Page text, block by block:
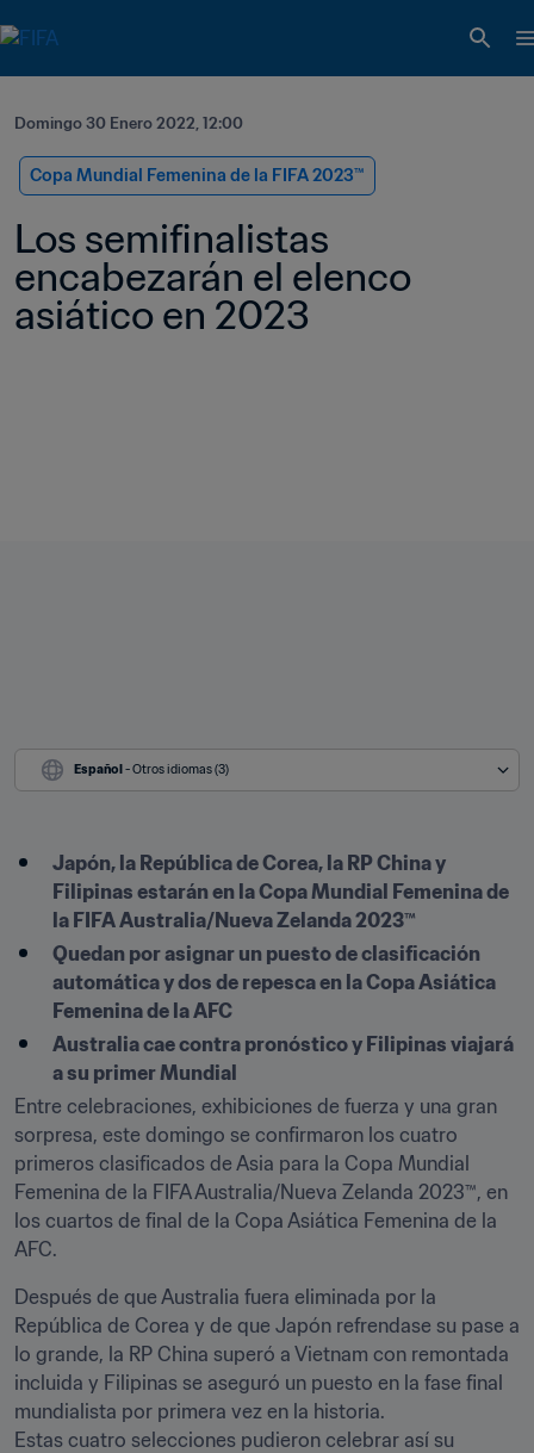
Domingo 30 Enero 2022, 12:00
Copa Mundial Femenina de la FIFA 2023™
Los semifinalistas
encabezarán el elenco
asiático en 2023
Español - Otros idiomas (3)
Japón, la República de Corea, la RP China y
Filipinas estarán en la Copa Mundial Femenina de
la FIFA Australia/Nueva Zelanda 2023™
Quedan por asignar un puesto de clasificación
automática y dos de repesca en la Copa Asiática
Femenina de la AFC
Australia cae contra pronóstico y Filipinas viajará
a su primer Mundial
Entre celebraciones, exhibiciones de fuerza y una gran
sorpresa, este domingo se confirmaron los cuatro
primeros clasificados de Asia para la Copa Mundial
Femenina de la FIFA Australia/Nueva Zelanda 2023™, en
los cuartos de final de la Copa Asiática Femenina de la
AFC.
Después de que Australia fuera eliminada por la
República de Corea y de que Japón refrendase su pase a
lo grande, la RP China superó a Vietnam con remontada
incluida y Filipinas se aseguró un puesto en la fase final
mundialista por primera vez en la historia.
Estas cuatro selecciones pudieron celebrar así su